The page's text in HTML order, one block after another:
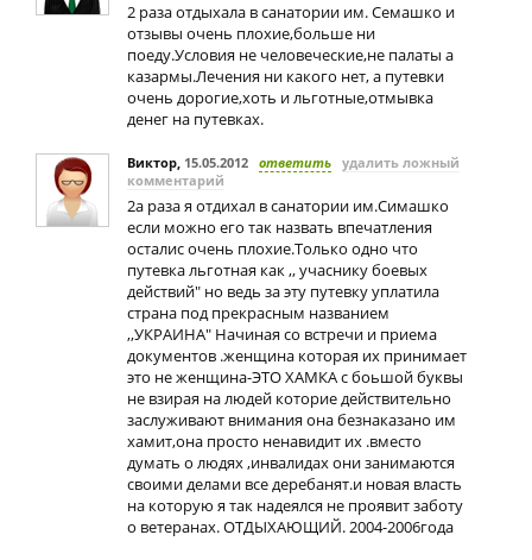
2 раза отдыхала в санатории им. Семашко и
отзывы очень плохие,больше ни
поеду.Условия не человеческие,не палаты а
казармы.Лечения ни какого нет, а путевки
очень дорогие,хоть и льготные,отмывка
денег на путевках.
Виктор, 15.05.2012 ответить удалить ложный
комментарий
2а раза я отдихал в санатории им.Симашко
если можно его так назвать впечатления
осталис очень плохие.Только одно что
путевка льготная как ,, учаснику боевых
действий" но ведь за эту путевку уплатила
страна под прекрасным названием
,,УКРАИНА" Начиная со встречи и приема
документов .женщина которая их принимает
это не женщина-ЭТО ХАМКА с боьшой буквы
не взирая на людей которие действительно
заслуживают внимания она безнаказано им
хамит,она просто ненавидит их .вместо
думать о людях ,инвалидах они занимаются
своими делами все деребанят.и новая власть
на которую я так надеялся не проявит заботу
о ветеранах. ОТДЫХАЮЩИЙ. 2004-2006года